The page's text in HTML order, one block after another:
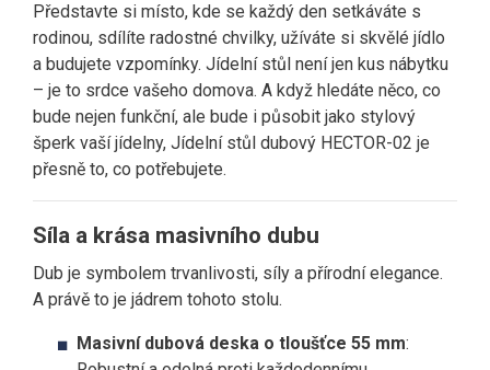
Představte si místo, kde se každý den setkáváte s
rodinou, sdílíte radostné chvilky, užíváte si skvělé jídlo
a budujete vzpomínky. Jídelní stůl není jen kus nábytku
– je to srdce vašeho domova. A když hledáte něco, co
bude nejen funkční, ale bude i působit jako stylový
šperk vaší jídelny, Jídelní stůl dubový HECTOR-02 je
přesně to, co potřebujete.
Síla a krása masivního dubu
Dub je symbolem trvanlivosti, síly a přírodní elegance.
A právě to je jádrem tohoto stolu.
Masivní dubová deska o tloušťce 55 mm: